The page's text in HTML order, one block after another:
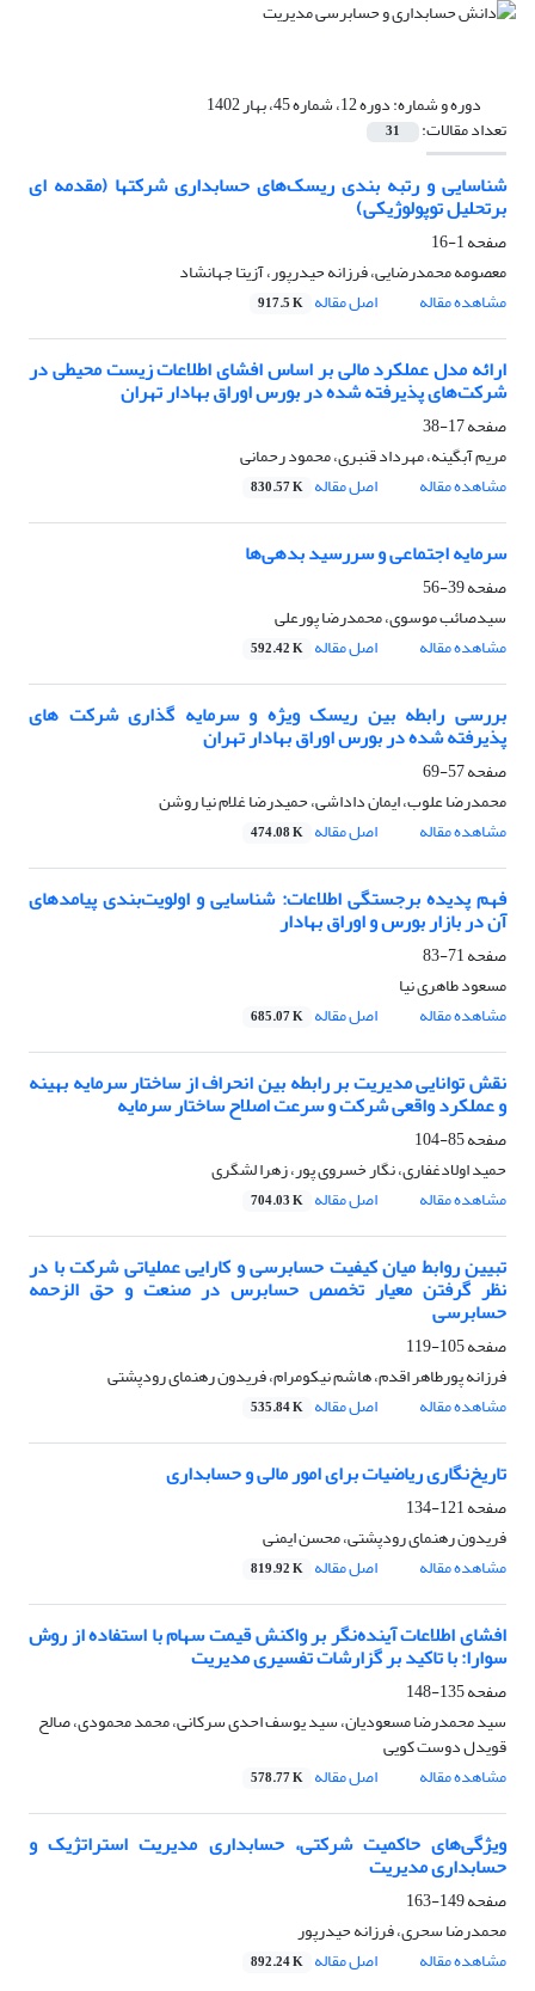
دوره و شماره:دوره 12، شماره 45، بهار 1402
تعداد مقالات: 31
شناسایی و رتبه بندی ‌‌ریسک‌های حسابداری شرکتها (مقدمه ای
برتحلیل توپولوژیکی)
صفحه1-16
معصومه محمدرضایی، فرزانه حیدرپور، آزیتا جهانشاد
مشاهده مقاله
اصل مقاله 917.5 K
ارائه مدل عملکرد مالی بر اساس افشای اطلاعات زیست محیطی در
شرکت‌های پذیرفته شده در بورس اوراق بهادار تهران
صفحه17-38
مریم آبگینه، مهرداد قنبری، محمود رحمانی
مشاهده مقاله
اصل مقاله 830.57 K
سرمایه اجتماعی و سررسید بدهی‌ها
صفحه39-56
سیدصائب موسوی، محمدرضا پورعلی
مشاهده مقاله
اصل مقاله 592.42 K
بررسی رابطه بین ریسک ویژه و سرمایه گذاری شرکت های
پذیرفته شده در بورس اوراق بهادار تهران
صفحه57-69
محمدرضا علوب، ایمان داداشی، حمیدرضا غلام نیا روشن
مشاهده مقاله
اصل مقاله 474.08 K
فهم پدیده برجستگی اطلاعات: شناسایی و اولویت‌بندی پیامدهای
آن در بازار بورس و اوراق بهادار
صفحه71-83
مسعود طاهری نیا
مشاهده مقاله
اصل مقاله 685.07 K
نقش توانایی مدیریت بر رابطه بین انحراف از ساختار سرمایه بهینه
و عملکرد واقعی شرکت و سرعت اصلاح ساختار سرمایه
صفحه85-104
حمید اولادغفاری، نگار خسروی پور، زهرا لشگری
مشاهده مقاله
اصل مقاله 704.03 K
تبیین روابط میان کیفیت حسابرسی و کارایی عملیاتی شرکت با در
نظر گرفتن معیار تخصص حسابرس در صنعت و حق الزحمه
حسابرسی
صفحه105-119
فرزانه پورطاهر اقدم، هاشم نیکومرام، فریدون رهنمای رودپشتی
مشاهده مقاله
اصل مقاله 535.84 K
تاریخ‌نگاری ریاضیات برای امور مالی و حسابداری
صفحه121-134
فریدون رهنمای رودپشتی، محسن ایمنی
مشاهده مقاله
اصل مقاله 819.92 K
افشای اطلاعات آینده‌نگر بر واکنش قیمت سهام با استفاده از روش
سوارا: با تاکید بر گزارشات تفسیری مدیریت
صفحه135-148
سید محمدرضا مسعودیان، سید یوسف احدی سرکانی، محمد محمودی، صالح
قویدل دوست کویی
مشاهده مقاله
اصل مقاله 578.77 K
ویژگی‌های حاکمیت شرکتی، حسابداری مدیریت استراتژیک و
حسابداری مدیریت
صفحه149-163
محمدرضا سحری، فرزانه حیدرپور
مشاهده مقاله
اصل مقاله 892.24 K